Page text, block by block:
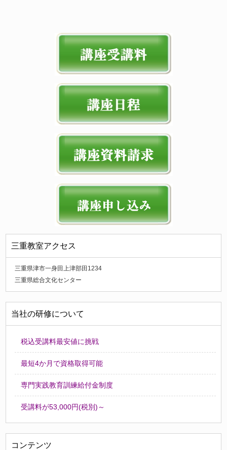
三重教室アクセス
三重県津市一身田上津部田1234
三重県総合文化センター
当社の研修について
税込受講料最安値に挑戦
最短4か月で資格取得可能
専門実践教育訓練給付金制度
受講料が53,000円(税別)～
コンテンツ